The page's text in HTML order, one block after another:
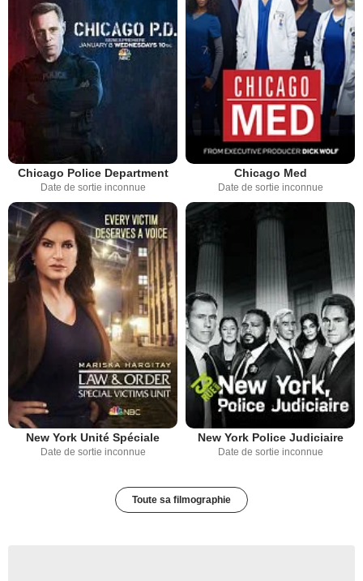
Chicago Police Department
Date de sortie inconnue
Chicago Med
Date de sortie inconnue
New York Unité Spéciale
Date de sortie inconnue
New York Police Judiciaire
Date de sortie inconnue
Toute sa filmographie